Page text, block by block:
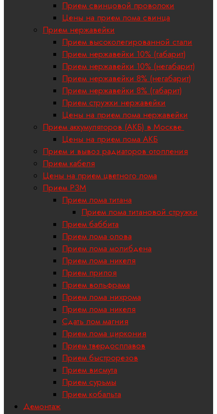
Прием свинцовой проволоки
Цены на прием лома свинца
Прием нержавейки
Прием высоколегированной стали
Прием нержавейки 10% (габарит)
Прием нержавейки 10% (негабарит)
Прием нержавейки 8% (негабарит)
Прием нержавейки 8% (габарит)
Прием стружки нержавейки
Цены на прием лома нержавейки
Прием аккумуляторов (АКБ) в Москве
Цены на прием лома АКБ
Прием и вывоз радиаторов отопления
Прием кабеля
Цены на прием цветного лома
Прием РЗМ
Прием лома титана
Прием лома титановой стружки
Прием баббита
Прием лома олова
Прием лома молибдена
Прием лома никеля
Прием припоя
Прием вольфрама
Прием лома нихрома
Прием лома никеля
Сдать лом магния
Прием лома циркония
Прием твердосплавов
Прием быстрорезов
Прием висмута
Прием сурьмы
Прием кобальта
Демонтаж